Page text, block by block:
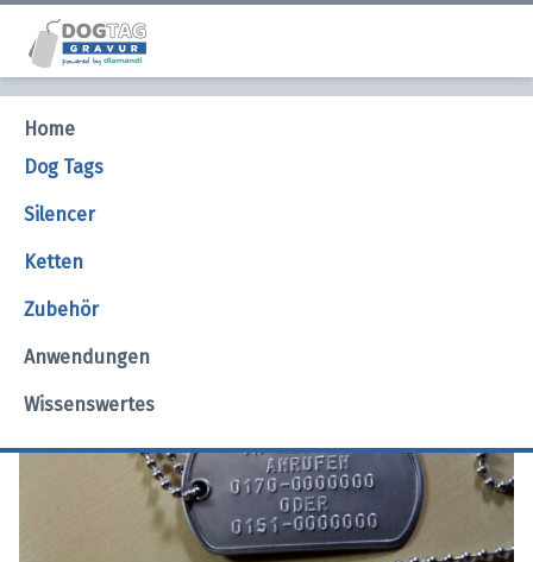
Home
Dog Tags
Silencer
Ketten
Zubehör
Anwendungen
Wissenswertes
Original US Dog Tag Paar in Edelstahl mit
individueller Prägung glänzend mit 60cm Kette